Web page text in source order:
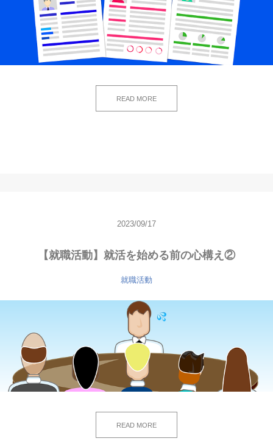
READ MORE
2023/09/17
【就職活動】就活を始める前の心構え②
就職活動
READ MORE